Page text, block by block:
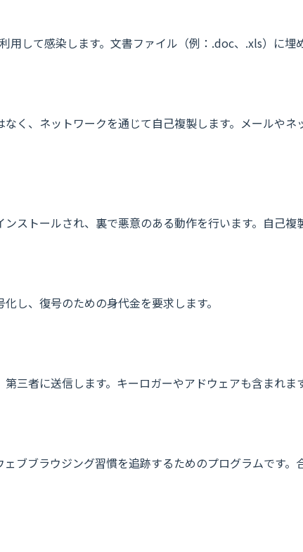
して感染します。文書ファイル（例：.doc、.xls）に埋
く、ネットワークを通じて自己複製します。メールやネ
ストールされ、裏で悪意のある動作を行います。自己複
し、復号のための身代金を要求します。
三者に送信します。キーロガーやアドウェアも含まれます
ブブラウジング習慣を追跡するためのプログラムです。